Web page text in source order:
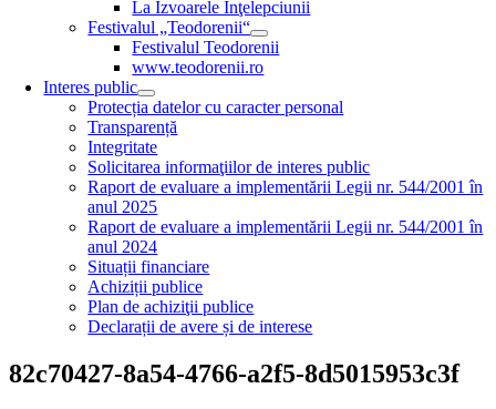
La Izvoarele Înţelepciunii
Festivalul „Teodorenii“
Festivalul Teodorenii
www.teodorenii.ro
Interes public
Protecția datelor cu caracter personal
Transparență
Integritate
Solicitarea informaţiilor de interes public
Raport de evaluare a implementării Legii nr. 544/2001 în
anul 2025
Raport de evaluare a implementării Legii nr. 544/2001 în
anul 2024
Situații financiare
Achiziții publice
Plan de achiziţii publice
Declarații de avere și de interese
82c70427-8a54-4766-a2f5-8d5015953c3f